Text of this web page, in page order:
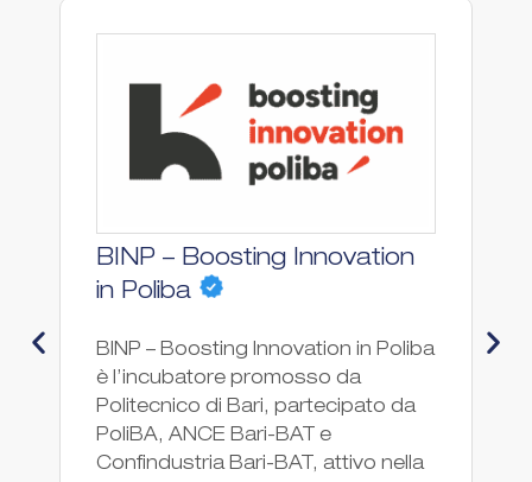
BINP – Boosting Innovation
in Poliba
BINP – Boosting Innovation in Poliba
è l’incubatore promosso da
Politecnico di Bari, partecipato da
PoliBA, ANCE Bari-BAT e
Confindustria Bari-BAT, attivo nella